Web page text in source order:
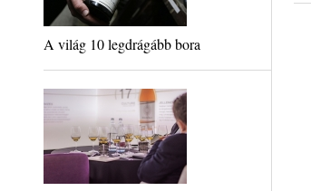
A világ 10 legdrágább bora